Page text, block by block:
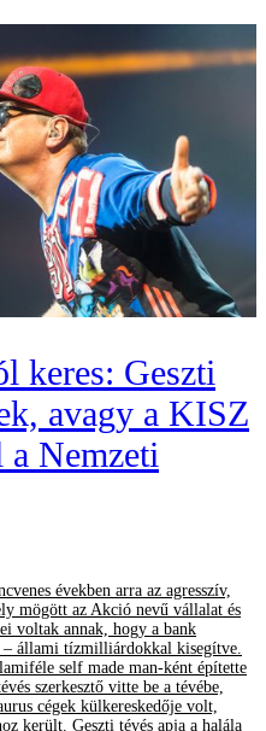
keres: Geszti
avagy a KISZ
Nemzeti
években arra az agresszív,
mögött az Akció nevű vállalat és
voltak annak, hogy a bank
– állami tízmilliárdokkal kisegítve.
self made man-ként építette
szerkesztő vitte be a tévébe,
cégek külkereskedője volt,
került. Geszti tévés apja a halála